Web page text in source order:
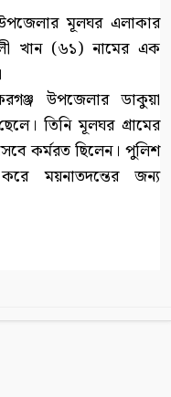
উপজেলার মূলঘর এলাকার
খান (৬১) নামের এক
উপজেলার ডাকুয়া
তিনি মূলঘর গ্রামের
কর্মরত ছিলেন। পুলিশ
ময়নাতদন্তের জন্য